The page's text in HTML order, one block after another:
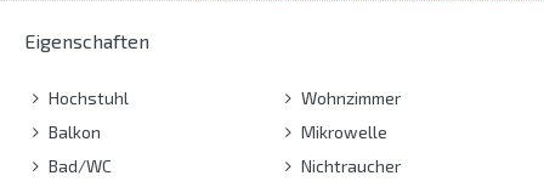
Eigenschaften
Hochstuhl
Balkon
Bad/WC
Wohnzimmer
Mikrowelle
Nichtraucher